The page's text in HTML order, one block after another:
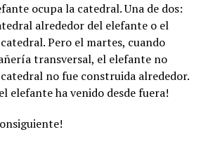
ocupa la catedral. Una de dos:
alrededor del elefante o el
Pero el martes, cuando
transversal, el elefante no
catedral no fue construida alrededor.
elefante ha venido desde fuera!